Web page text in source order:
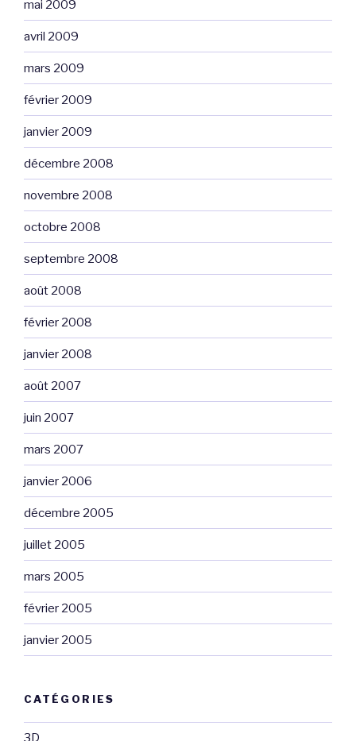
mai 2009
avril 2009
mars 2009
février 2009
janvier 2009
décembre 2008
novembre 2008
octobre 2008
septembre 2008
août 2008
février 2008
janvier 2008
août 2007
juin 2007
mars 2007
janvier 2006
décembre 2005
juillet 2005
mars 2005
février 2005
janvier 2005
CATÉGORIES
3D